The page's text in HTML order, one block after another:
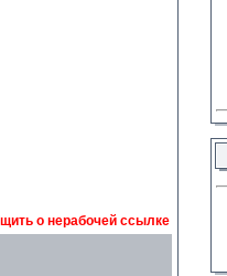
о нерабочей ссылке